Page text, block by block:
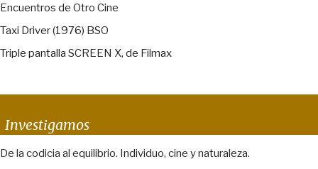
Encuentros de Otro Cine
Taxi Driver (1976) BSO
Triple pantalla SCREEN X, de Filmax
Investigamos
De la codicia al equilibrio. Individuo, cine y naturaleza.